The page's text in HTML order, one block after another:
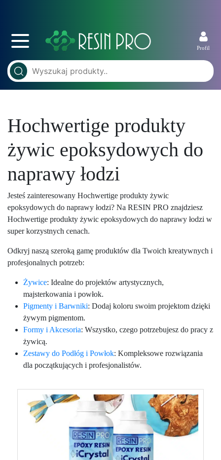
Profil
Hochwertige produkty
żywic epoksydowych do
naprawy łodzi
Jesteś zainteresowany Hochwertige produkty żywic
epoksydowych do naprawy łodzi? Na RESIN PRO znajdziesz
Hochwertige produkty żywic epoksydowych do naprawy łodzi w
super korzystnych cenach.
Odkryj naszą szeroką gamę produktów dla Twoich kreatywnych i
profesjonalnych potrzeb:
Żywice: Idealne do projektów artystycznych,
majsterkowania i powłok.
Pigmenty i Barwniki: Dodaj koloru swoim projektom dzięki
żywym pigmentom.
Formy i Akcesoria: Wszystko, czego potrzebujesz do pracy z
żywicą.
Zestawy do Podłóg i Powłok: Kompleksowe rozwiązania
dla początkujących i profesjonalistów.